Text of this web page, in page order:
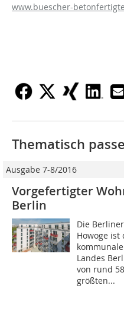
www.buescher-
Thematisch
Ausgabe 7-8/2016
Vorgefertigter
Berlin
Die
Howoge
Landes
von rund
größten...